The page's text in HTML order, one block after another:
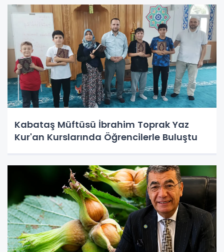
Kabataş Müftüsü İbrahim Toprak Yaz
Kur'an Kurslarında Öğrencilerle Buluştu